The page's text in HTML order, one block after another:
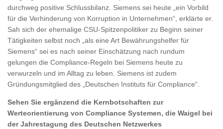
durchweg positive Schlussbilanz. Siemens sei heute „ein Vorbild
für die Verhinderung von Korruption in Unternehmen“, erklärte er.
Sah sich der ehemalige CSU-Spitzenpolitiker zu Beginn seiner
Tätigkeiten selbst noch „als eine Art Bewährungshelfer für
Siemens“ sei es nach seiner Einschätzung nach rundum
gelungen die Compliance-Regeln bei Siemens heute zu
verwurzeln und im Alltag zu leben. Siemens ist zudem
Gründungsmitglied des „Deutschen Instituts für Compliance“.
Sehen Sie ergänzend die Kernbotschaften zur
Werteorientierung von Compliance Systemen, die Waigel bei
der Jahrestagung des Deutschen Netzwerkes